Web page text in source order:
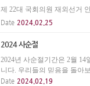
제 22대 국회의원 재외선거
Date 2024.02.25
2024 사순절
2024년 사순절기간은 2월 14
니다. 우리들의 믿음을 돌아
삼기 바랍니다.
Date 2024.02.19